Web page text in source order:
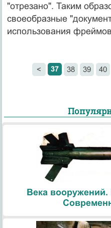
"отрезано". Таким
своеобразные
использования
< 37 38 39 40
Века вооружений.